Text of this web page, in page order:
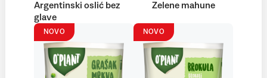
Argentinski oslić bez
glave
Zelene mahune
NOVO NOVO